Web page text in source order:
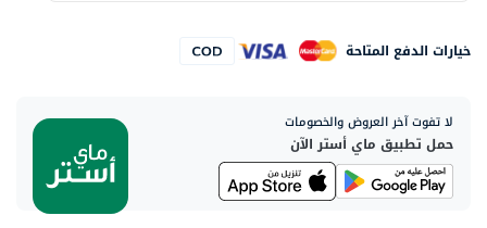
خيارات الدفع المتاحة
لا تفوت آخر العروض والخصومات
حمل تطبيق ماي أستر الآن